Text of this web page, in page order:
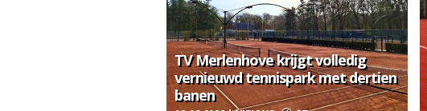
TV Merlenhove krijgt volledig
vernieuwd tennispark met dertien
banen